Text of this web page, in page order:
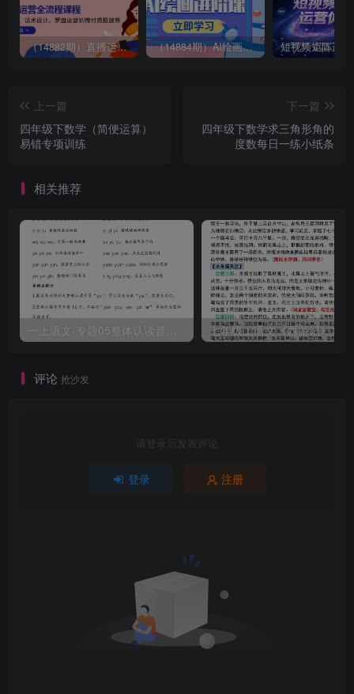
（14882期）直播运营全流程课程-5月更新：从起号、话术设计、罗盘运营到微付费投放等 （14884期）AI绘画进阶课，涵盖电商摄影等多领域，PS操作与AI工具使用全面教学
上一篇
四年级下数学（简便运算）
易错专项训练
下一篇
四年级下数学求三角形角的
度数每日一练小纸条
相关推荐
一上语文-专题05整体认读音节（16个）（知识+训练）
评论 抢沙发
请登录后发表评论
登录 注册